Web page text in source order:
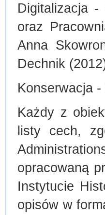
Digitalizacja -
oraz
Anna
Dechnik
Konserwacja
Każdy z
listy cech,
opracowaną
Instytucie
opisów w